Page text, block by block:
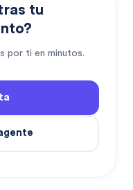
tu
por ti en minutos.